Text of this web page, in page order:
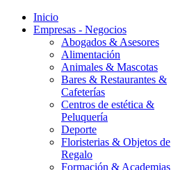
Inicio
Empresas - Negocios
Abogados & Asesores
Alimentación
Animales & Mascotas
Bares & Restaurantes &
Cafeterías
Centros de estética &
Peluquería
Deporte
Floristerias & Objetos de
Regalo
Formación & Academias